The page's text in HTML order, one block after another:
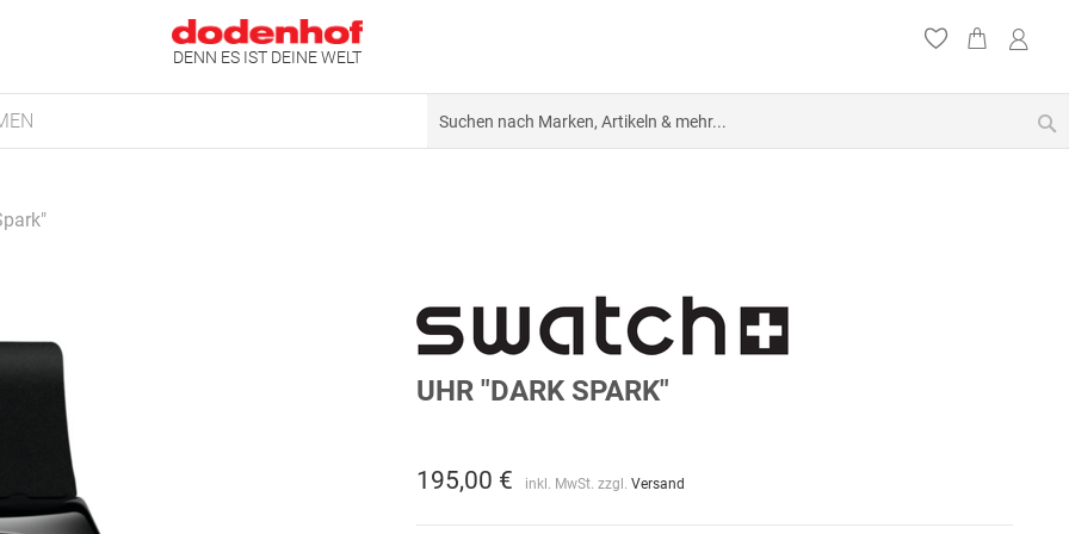
DENN ES IST DEINE WELT
UHR "DARK SPARK"
195,00 € inkl. MwSt. zzgl.Versand